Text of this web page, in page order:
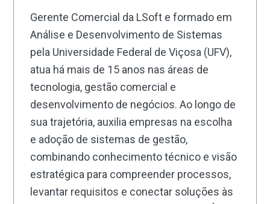
Gerente Comercial da LSoft e formado em
Análise e Desenvolvimento de Sistemas
pela Universidade Federal de Viçosa (UFV),
atua há mais de 15 anos nas áreas de
tecnologia, gestão comercial e
desenvolvimento de negócios. Ao longo de
sua trajetória, auxilia empresas na escolha
e adoção de sistemas de gestão,
combinando conhecimento técnico e visão
estratégica para compreender processos,
levantar requisitos e conectar soluções às